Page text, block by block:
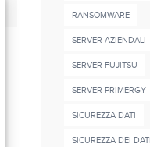
RANSOMWARE
SERVER AZIENDALI
SERVER FUJITSU
SERVER PRIMERGY
SICUREZZA DATI
SICUREZZA DEI DATI